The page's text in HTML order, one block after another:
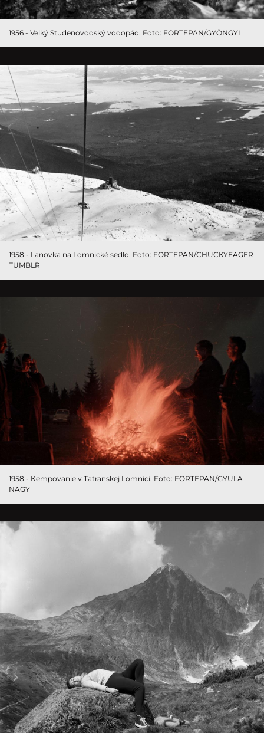
1956 - Velký Studenovodský vodopád. Foto: FORTEPAN/GYÖNGYI
1958 - Lanovka na Lomnické sedlo. Foto: FORTEPAN/CHUCKYEAGER
TUMBLR
1958 - Kempovanie v Tatranskej Lomnici. Foto: FORTEPAN/GYULA
NAGY